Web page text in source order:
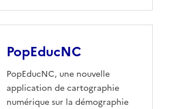
PopEducNC
PopEducNC, une nouvelle
application de cartographie
numérique sur la démographie